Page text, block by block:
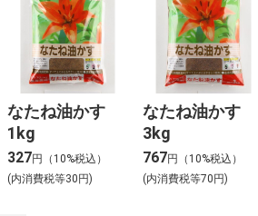
なたね油かす
1kg
327円（10%税込）
(内消費税等30円)
なたね油かす
3kg
767円（10%税込）
(内消費税等70円)